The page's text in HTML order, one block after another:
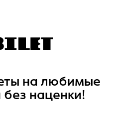
на любимые
наценки!